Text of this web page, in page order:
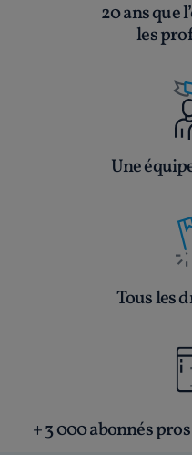
20 ans que
les
Une
Tous les
+ 3 000 abonnés